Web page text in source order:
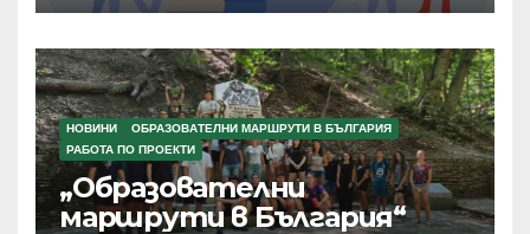
НОВИНИ
ОБРАЗОВАТЕЛНИ МАРШРУТИ В БЪЛГАРИЯ
РАБОТА ПО ПРОЕКТИ
„Образователни
маршрути в България“